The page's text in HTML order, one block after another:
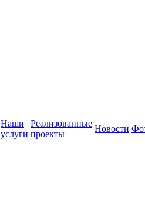
Наши
услуги
Реализованные
проекты
Новости